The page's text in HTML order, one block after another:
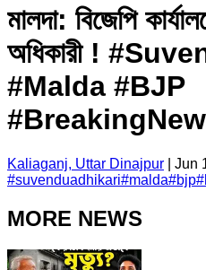
মালদা: বিজেপি
অধিকারী !
#Malda #BJP
Kaliaganj, Uttar Dinajpur
Jun
#suvenduadhikari#malda#bjp#
MORE NEWS